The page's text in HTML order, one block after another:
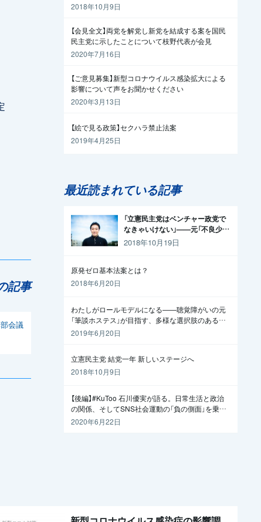
記事
会議
2018年10月9日
【会見全文】両党を解党し新党を結成する案を国民
民主党に示したことについて枝野代表が会見
2020年7月16日
【ご意見募集】新型コロナウイルス感染拡大による
影響について声をお聞かせください
2020年3月13日
【絵で見る政策】セクハラ禁止法案
2019年4月25日
最近読まれている記事
「立憲民主党はベンチャー政党で
なきゃいけない」——元「不良少
年」の起業家が政治家になった理
2018年10月19日
原発ゼロ基本法案とは？
2018年6月20日
わたしがロールモデルになる——聴覚障がいの元
「筆談ホステス」が目指す、多様な選択肢のある社
会
2019年6月20日
立憲民主党 結党一年 新しいステージへ
2018年10月9日
【後編】#KuToo 石川優実が語る。日常生活と政治
の関係、そしてSNS社会運動の「負の側面」を乗り
越えるには
2020年6月22日